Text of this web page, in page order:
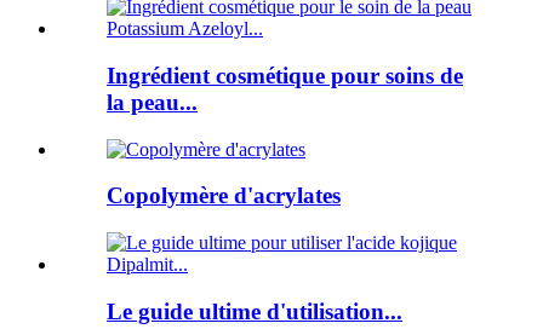
Ingrédient cosmétique pour soins de
la peau...
Copolymère d'acrylates
Le guide ultime d'utilisation...